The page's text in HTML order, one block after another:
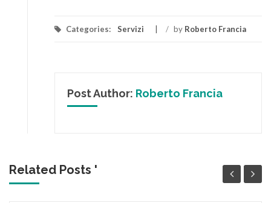
Categories: Servizi / by Roberto Francia
Post Author: Roberto Francia
Related Posts '